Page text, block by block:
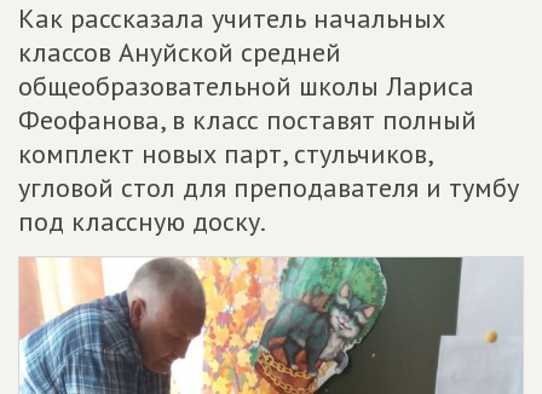
Как рассказала учитель начальных
классов Ануйской средней
общеобразовательной школы Лариса
Феофанова, в класс поставят полный
комплект новых парт, стульчиков,
угловой стол для преподавателя и тумбу
под классную доску.